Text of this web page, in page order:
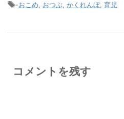
-おこめ おつぶ かくれんぼ, 育児
コメントを残す